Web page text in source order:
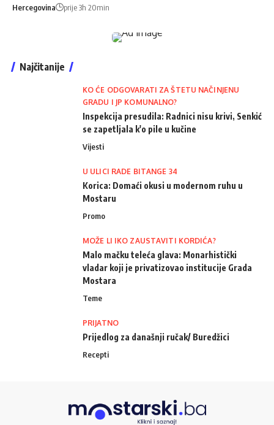
Hercegovina prije 3h 20min
Najčitanije
KO ĆE ODGOVARATI ZA ŠTETU NAČINJENU
GRADU I JP KOMUNALNO?
Inspekcija presudila: Radnici nisu krivi, Senkić
se zapetljala k'o pile u kučine
Vijesti
U ULICI RADE BITANGE 34
Korica: Domaći okusi u modernom ruhu u
Mostaru
Promo
MOŽE LI IKO ZAUSTAVITI KORDIĆA?
Malo mačku teleća glava: Monarhistički
vladar koji je privatizovao institucije Grada
Mostara
Teme
PRIJATNO
Prijedlog za današnji ručak/ Buredžici
Recepti